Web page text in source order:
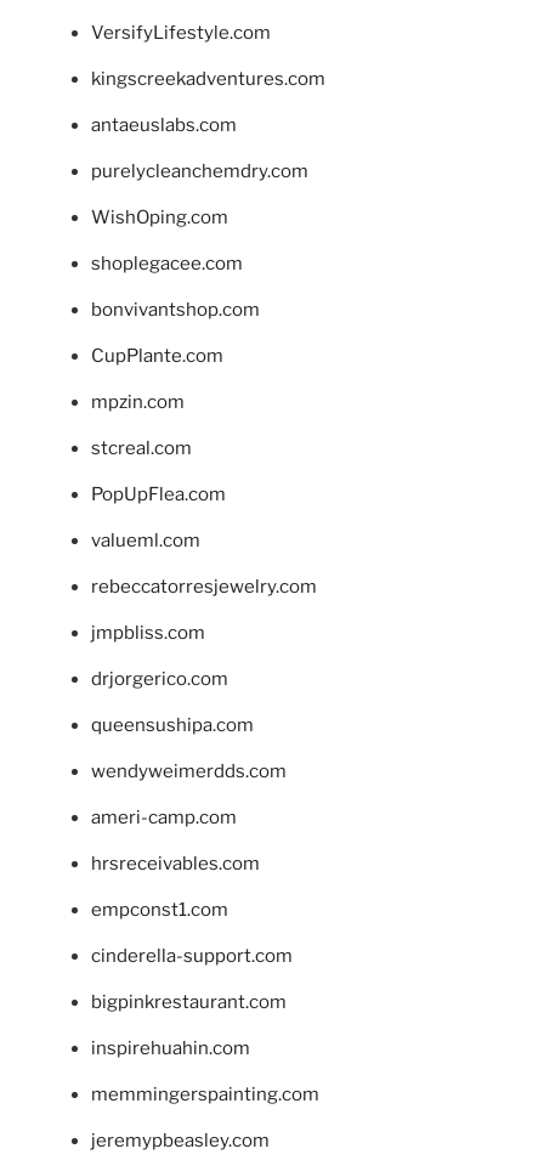
VersifyLifestyle.com
kingscreekadventures.com
antaeuslabs.com
purelycleanchemdry.com
WishOping.com
shoplegacee.com
bonvivantshop.com
CupPlante.com
mpzin.com
stcreal.com
PopUpFlea.com
valueml.com
rebeccatorresjewelry.com
jmpbliss.com
drjorgerico.com
queensushipa.com
wendyweimerdds.com
ameri-camp.com
hrsreceivables.com
empconst1.com
cinderella-support.com
bigpinkrestaurant.com
inspirehuahin.com
memmingerspainting.com
jeremypbeasley.com